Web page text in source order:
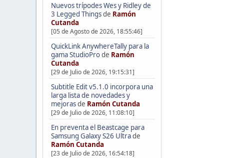
Nuevos trípodes Wes y Ridley de
3 Legged Thingsde Ramón
Cutanda
[05 de Agosto de 2026, 18:55:46]
QuickLink AnywhereTally para la
gama StudioProde Ramón
Cutanda
[29 de Julio de 2026, 19:15:31]
Subtitle Edit v5.1.0 incorpora una
larga lista de novedades y
mejorasde Ramón Cutanda
[29 de Julio de 2026, 11:08:10]
En preventa el Beastcage para
Samsung Galaxy S26 Ultrade
Ramón Cutanda
[23 de Julio de 2026, 16:54:18]